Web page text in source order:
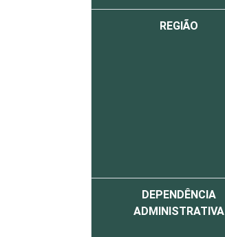
REGIÃO
DEPENDÊNCIA
ADMINISTRATIVA